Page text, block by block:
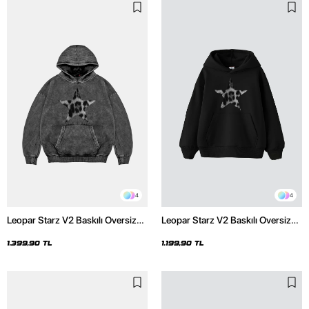
4
Leopar Starz V2 Baskılı Oversize
Hoodie
1.399,90 TL
4
Leopar Starz V2 Baskılı Oversize
1.199,90 TL